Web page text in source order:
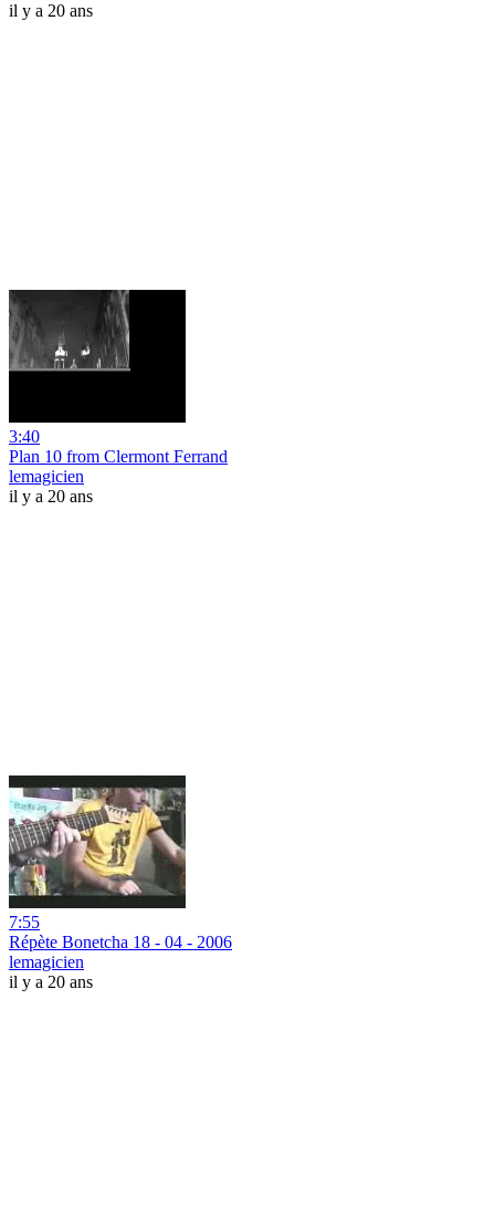
il y a 20 ans
3:40
Plan 10 from Clermont Ferrand
lemagicien
il y a 20 ans
7:55
Répète Bonetcha 18 - 04 - 2006
lemagicien
il y a 20 ans